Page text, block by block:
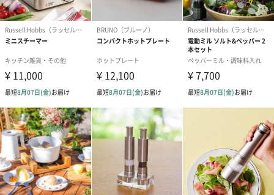
結婚祝い（結婚御祝）
出産祝い（御出産祝）
金銀結び切り(
結婚祝いちょい足しギフト
結婚祝いギフトへの＋αにおすすめです。新生活を彩るギフトオプ
ションをご用意いたしました。
商品と同梱してお届けいたします。